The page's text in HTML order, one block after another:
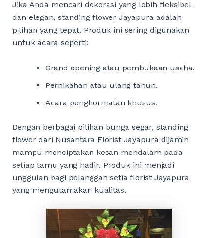
Jika Anda mencari dekorasi yang lebih fleksibel
dan elegan, standing flower Jayapura adalah
pilihan yang tepat. Produk ini sering digunakan
untuk acara seperti:
Grand opening atau pembukaan usaha.
Pernikahan atau ulang tahun.
Acara penghormatan khusus.
Dengan berbagai pilihan bunga segar, standing
flower dari Nusantara Florist Jayapura dijamin
mampu menciptakan kesan mendalam pada
setiap tamu yang hadir. Produk ini menjadi
unggulan bagi pelanggan setia florist Jayapura
yang mengutamakan kualitas.